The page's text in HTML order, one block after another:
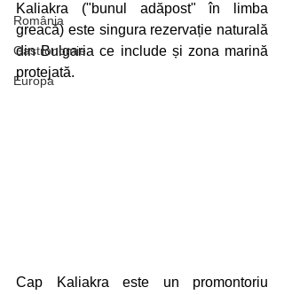
România
Gastronomie
Europa
Kaliakra ("bunul adăpost" în limba
greacă) este singura rezervație naturală
din Bulgaria ce include și zona marină
protejată.
Cap Kaliakra este un promontoriu